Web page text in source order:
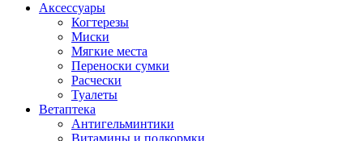
Аксессуары
Когтерезы
Миски
Мягкие места
Переноски сумки
Расчески
Туалеты
Ветаптека
Антигельминтики
Витамины и подкормки